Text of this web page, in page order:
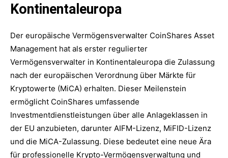
Kontinentaleuropa
Der europäische Vermögensverwalter CoinShares Asset
Management hat als erster regulierter
Vermögensverwalter in Kontinentaleuropa die Zulassung
nach der europäischen Verordnung über Märkte für
Kryptowerte (MiCA) erhalten. Dieser Meilenstein
ermöglicht CoinShares umfassende
Investmentdienstleistungen über alle Anlageklassen in
der EU anzubieten, darunter AIFM-Lizenz, MiFID-Lizenz
und die MiCA-Zulassung. Diese bedeutet eine neue Ära
für professionelle Krypto-Vermögensverwaltung und